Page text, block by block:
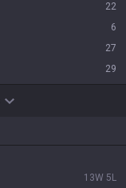
22
6
27
29
13W 5 L